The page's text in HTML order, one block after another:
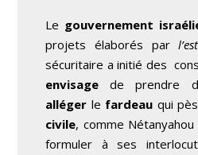
Le gouvernement
projets élaborés par
sécuritaire a initié des
envisage de prendre
alléger le fardeau qui
civile, comme Nétanyahou
formuler à ses